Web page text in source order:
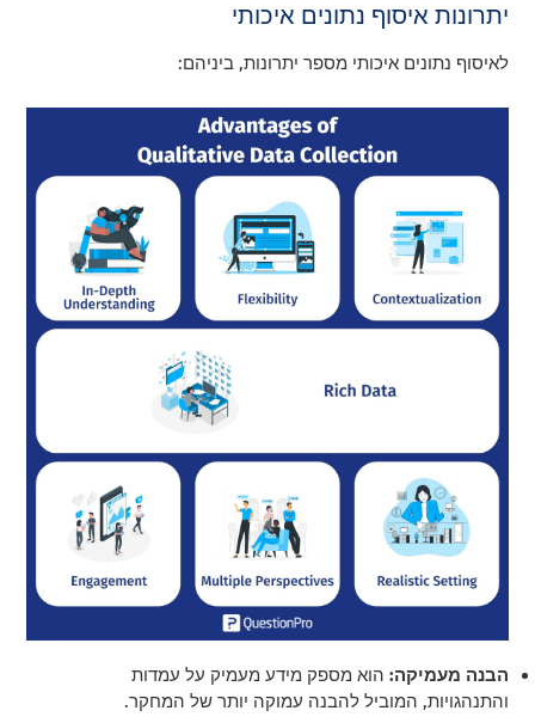
יתרונות איסוף נתונים איכותי
לאיסוף נתונים איכותי מספר יתרונות, ביניהם:
הבנה מעמיקה: הוא מספק מידע מעמיק על עמדות
והתנהגויות, המוביל להבנה עמוקה יותר של המחקר.